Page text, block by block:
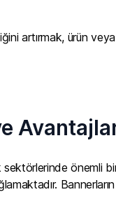
artırmak, ürün
sektörlerinde